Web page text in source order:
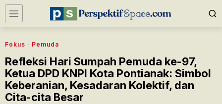
Fokus · Pemuda
Refleksi Hari Sumpah Pemuda ke-97,
Ketua DPD KNPI Kota Pontianak: Simbol
Keberanian, Kesadaran Kolektif, dan
Cita-cita Besar